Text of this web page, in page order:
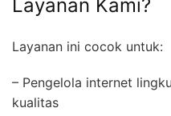
Layanan Kami?
Layanan ini cocok untuk:
– Pengelola internet
kualitas